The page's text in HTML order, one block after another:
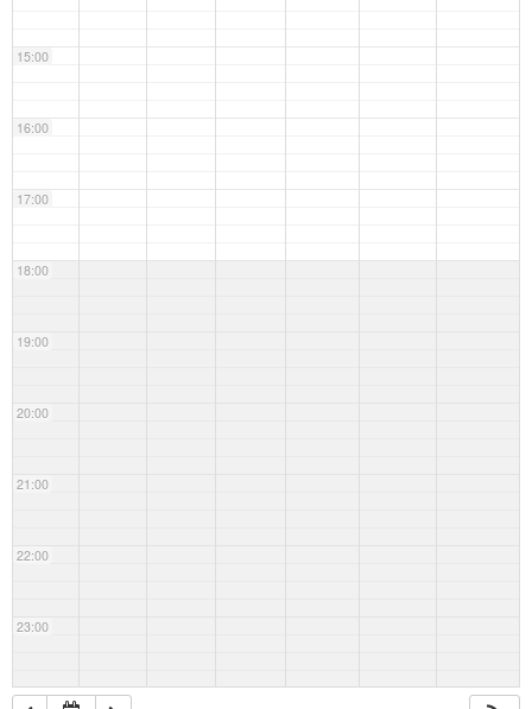
15:00
16:00
17:00
18:00
19:00
20:00
21:00
22:00
23:00